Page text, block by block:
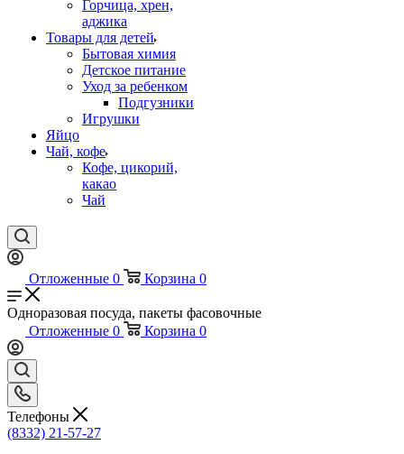
Горчица, хрен,
аджика
Товары для детей
Бытовая химия
Детское питание
Уход за ребенком
Подгузники
Игрушки
Яйцо
Чай, кофе
Кофе, цикорий,
какао
Чай
Отложенные 0 Корзина 0
Одноразовая посуда, пакеты фасовочные
Отложенные 0 Корзина 0
Телефоны
(8332) 21-57-27